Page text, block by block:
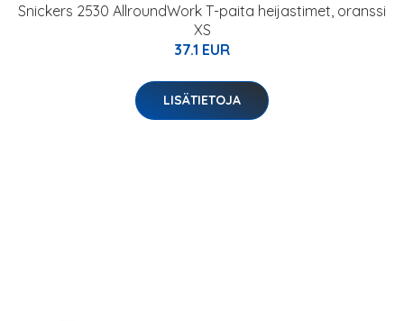
Snickers 2530 AllroundWork T-paita heijastimet, oranssi
XS
37.1 EUR
LISÄTIETOJA